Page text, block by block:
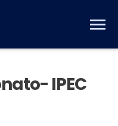
IPEC